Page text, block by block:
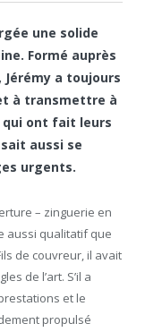
une solide
Formé auprès
Jérémy a toujours
à transmettre à
qui ont fait leurs
aussi se
urgents.
– zinguerie en
aussi qualitatif que
de couvreur, il avait
de l’art. S’il a
et le
propulsé